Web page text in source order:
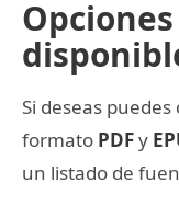
Si deseas
formato PDFy
un listado de